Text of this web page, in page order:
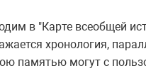
в "Карте всеобщей
хронология,
памятью могут с